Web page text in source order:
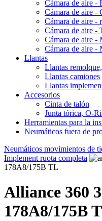
Cámara de aire -
Cámara de aire -
Cámara de aire -
Cámara de aire -
Cámara de aire -
Cámara de aire -
Llantas
Llantas
Llantas camiones
Llantas
Accesorios
Cinta de talón
Junta tórica, O-
Herramientas para la
Neumáticos fuera de
Neumáticos movimientos de
Implement ruota completa
178A8/175B TL
Alliance 360
178A8/175B